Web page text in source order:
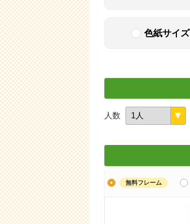
色紙サイズ
人数
無料フレーム